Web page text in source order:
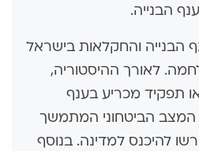
הבנייה.
הבנייה והחקלאות בישראל
לאורך ההיסטוריה,
תפקיד מכריע בענף
המצב הביטחוני המתמשך
להיכנס למדינה. בנוסף